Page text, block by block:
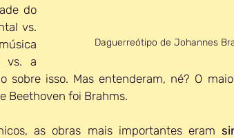
Daguerreótipo de Johannes
do
vs.
vs. a
sobre isso. Mas entenderam, né? O
Beethoven foi Brahms.
as obras mais importantes eram